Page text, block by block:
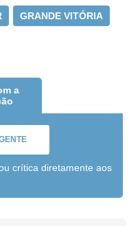
GRANDE VITÓRIA
a
crítica diretamente aos